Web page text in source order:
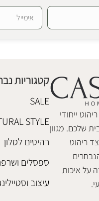
ייחודי
שלכם. מגוון
ריהוט
על איכות
קטגוריות
SALE
STYLE
רהיטים לסלון
ספסלים
עיצוב